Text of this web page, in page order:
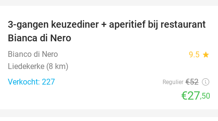
47%
3-gangen keuzediner + aperitief bij restaurant
Bianca di Nero
Bianco di Nero 9.5 star
Liedekerke (8 km)
Verkocht: 227
Regulier €52
€27,50